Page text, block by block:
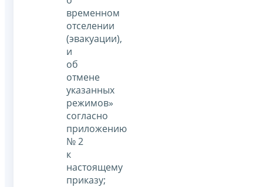
временном
отселении
(эвакуации),
и
об
отмене
указанных
режимов»
согласно
приложению
№ 2
к
настоящему
приказу;